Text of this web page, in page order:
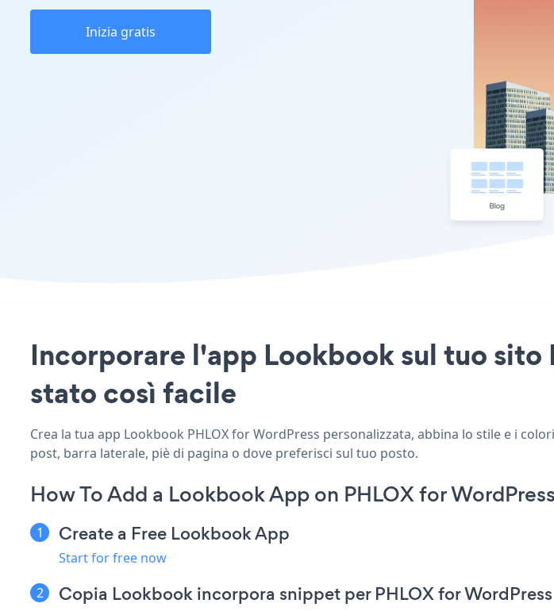
Inizia gratis
Incorporare l'app Lookbook sul tuo sito
stato così facile
Crea la tua app Lookbook PHLOX for WordPress personalizzata, abbina lo stile e i
post, barra laterale, piè di pagina o dove preferisci sul tuo posto.
How To Add a Lookbook App on PHLOX for
Create a Free Lookbook App
Start for free now
Copia Lookbook incorpora snippet per PHLOX for WordPress